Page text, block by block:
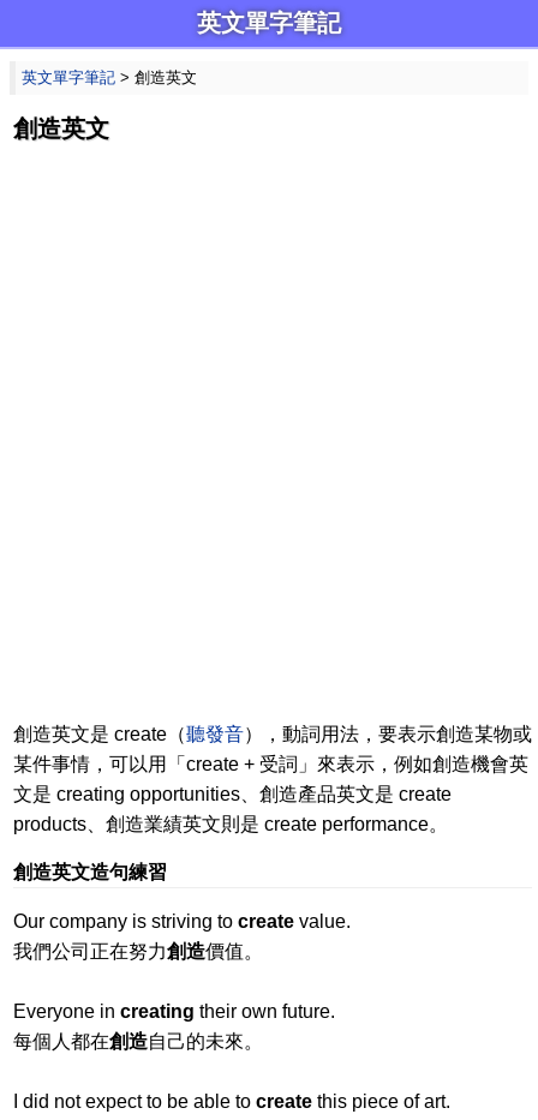
英文單字筆記
英文單字筆記 > 創造英文
創造英文
創造英文是 create（聽發音），動詞用法，要表示創造某物或
某件事情，可以用「create + 受詞」來表示，例如創造機會英
文是 creating opportunities、創造產品英文是 create
products、創造業績英文則是 create performance。
創造英文造句練習
Our company is striving to create value.
我們公司正在努力創造價值。
Everyone in creating their own future.
每個人都在創造自己的未來。
I did not expect to be able to create this piece of art.